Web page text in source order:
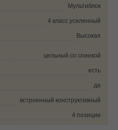
Мультиблок
4 класс усиленный
Высокая
цельный со спинкой
есть
да
встроенный конструктивный
4 позиции